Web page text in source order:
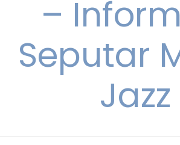
–
Seputar
Jazz